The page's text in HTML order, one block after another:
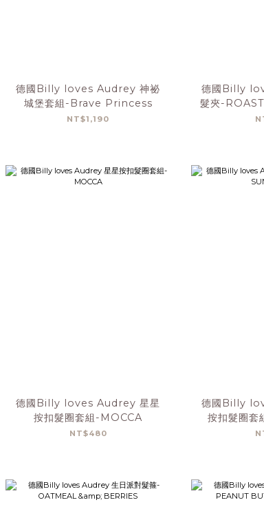
德國Billy loves Audrey 神祕
城堡套組-Brave Princess
NT$1,190
德國Billy
髮夾-
德國Billy loves Audrey 星星
按扣髮圈套組-MOCCA
NT$480
德國Billy
按扣髮圈